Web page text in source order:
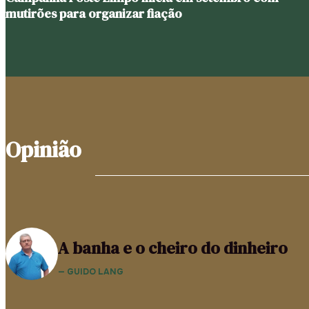
mutirões para organizar fiação
Opinião
A banha e o cheiro do dinheiro
— GUIDO LANG